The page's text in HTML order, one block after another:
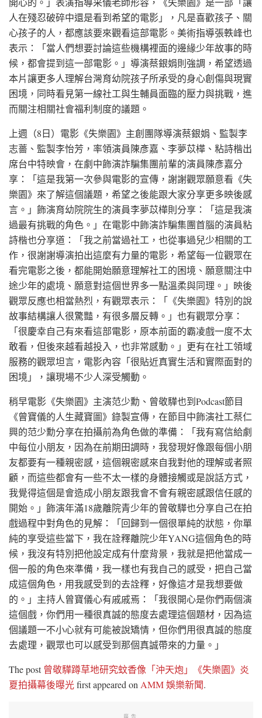
人在殘忍破碎中還是看到希望的電影」，凡是喜歡孩子、關
心孩子的人，都應該要來觀看這部電影。美術指導張軼峰也
表示：「當人們想要討論這些機構裡面的邊緣少年故事的時
候，都會提到這一部電影。」導演蔡銀娟則強調，希望透過
本片讓更多人理解台灣育幼院孩子所承受的身心創傷與現實
困境，同時看見第一線社工與生輔員面臨的壓力與挑戰，進
而關注相關社會福利制度的議題。
上週（8日）電影《失樂園》主創團隊導演蔡銀娟、監製李
志薔、監製李怡芳，率領演員陳彥嘉、李夢苡樺、粘詩楷出
席台中特映會，在劇中飾演詐騙集團前輩的演員陳彥嘉分
享：「這是我第一次參與電影的宣傳，謝謝觀眾願意看《失
樂園》來了解這個議題，希望之後能跟大家分享更多映後感
言。」飾演育幼院院生的演員李夢苡樺則分享：「這是我演
過最有挑戰的角色。」在電影中飾演詐騙集團首腦的演員粘
詩楷也分享道：「我之前當過社工，也從事過兒少相關的工
作，很謝謝導演拍出這麼有力量的電影，希望每一位觀眾在
看完電影之後，都能開始願意理解社工的困境、願意關注中
途少年的處境、願意對這個世界多一點溫柔與同理。」映後
觀眾反應也相當熱烈，有觀眾表示：「《失樂園》特別的說
故事結構讓人很驚豔，有很多層反轉。」也有觀眾分享：
「很慶幸自己有來看這部電影，原本前面的霸凌戲一度不太
敢看，但後來越看越投入，也非常感動。」更有在社工領域
服務的觀眾坦言，電影內容「很貼近真實生活和實際面對的
困境」，讓現場不少人深受觸動。
稍早電影《失樂園》主演范少勳、曾敬驊也到Podcast節目
《曾寶儀的人生藏寶圖》錄製宣傳，在節目中飾演社工蔡仁
興的范少勳分享在拍攝前為角色做的準備：「我有寫信給劇
中每位小朋友，因為在前期田調時，我發現好像跟每個小朋
友都要有一種親密感，這個親密感來自我對他的理解或者照
顧，而這些都會有一些不太一樣的身體接觸或是說話方式，
我覺得這個是會造成小朋友跟我會不會有親密感跟信任感的
開始。」飾演年滿18歲離院青少年的曾敬驊也分享自己在拍
戲過程中對角色的見解：「回歸到一個很單純的狀態，你單
純的享受這些當下，我在詮釋離院少年YANG這個角色的時
候，我沒有特別把他設定成有什麼背景，我就是把他當成一
個一般的角色來準備，我一樣也有我自己的感受，把自己當
成這個角色，用我感受到的去詮釋，好像這才是我想要做
的。」主持人曾寶儀心有戚戚焉：「我很開心是你們兩個演
這個戲，你們用一種很真誠的態度去處理這個題材，因為這
個議題一不小心就有可能被說矯情，但你們用很真誠的態度
去處理，觀眾也可以感受到那個真誠帶來的力量。」
The post 曾敬驊蹲草地研究蚊香像「沖天炮」《失樂園》炎
夏拍攝幕後曝光first appeared onAMM 娛樂新聞.